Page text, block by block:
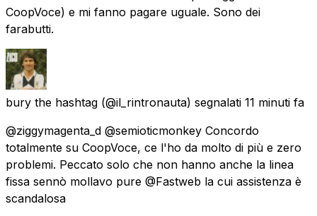
CoopVoce) e mi fanno pagare uguale. Sono dei
farabutti.
bury the hashtag (@il_rintronauta) segnalati 11 minuti fa
@ziggymagenta_d @semioticmonkey Concordo
totalmente su CoopVoce, ce l'ho da molto di più e zero
problemi. Peccato solo che non hanno anche la linea
fissa sennò mollavo pure @Fastweb la cui assistenza è
scandalosa